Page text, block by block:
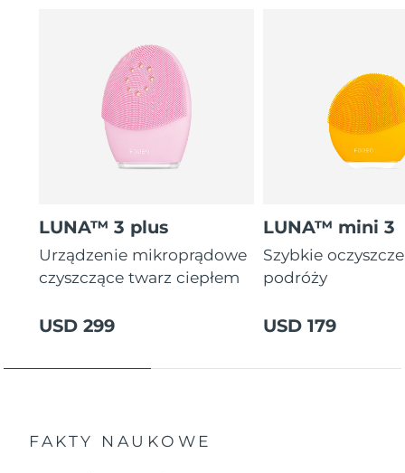
LUNA™ 3 plus
Urządzenie mikroprądowe
czyszczące twarz ciepłem
USD 299
LUNA™ mini 3
Szybkie
podróży
USD 179
FAKTY NAUKOWE